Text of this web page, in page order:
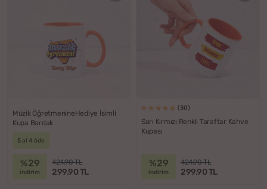
Müzik ÖğretmenineHediye İsimli
Kupa Bardak
5 al 4 öde
%29
indirim
424.90 TL
299.90 TL
(30)
Sarı Kırmızı Renkli Taraftar Kahve
Kupası
%29
indirim
424.90 TL
299.90 TL